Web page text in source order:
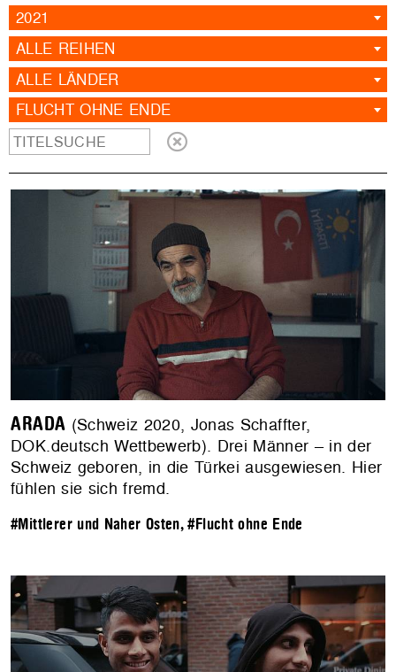
2021
ALLE REIHEN
ALLE LÄNDER
FLUCHT OHNE ENDE
ARADA (Schweiz 2020, Jonas Schaffter,
DOK.deutsch Wettbewerb). Drei Männer – in der
Schweiz geboren, in die Türkei ausgewiesen. Hier
fühlen sie sich fremd.
#Mittlerer und Naher Osten,#Flucht ohne Ende